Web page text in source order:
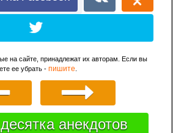
на сайте, принадлежат их авторам. Если вы
ее убрать -пишите
анекдотов